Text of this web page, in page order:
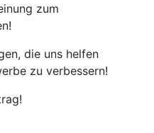
zum
die uns helfen
zu verbessern!